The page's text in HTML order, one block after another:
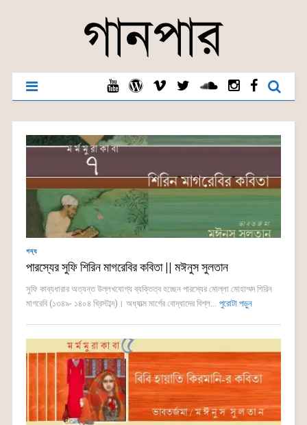
গদ্য
পারস্যের সুফি শিরিন মাগরেবির কবিতা || মঈনুস সুলতান
সুফি কাব্যধারার অত্যন্ত উল্লখযোগ্য ব্যক্তিত্ব হচ্ছেন পারস্যের মোল্লা মোহাম্মদ শিরিন
মাগরেবি (১৩৪৯- ১৪০৪ খ্রিস্টাব্দ)। অধ্যাত্ম মার্গের বোদ্ধাদের বিশ্ল... পুরোটা পড়ুন